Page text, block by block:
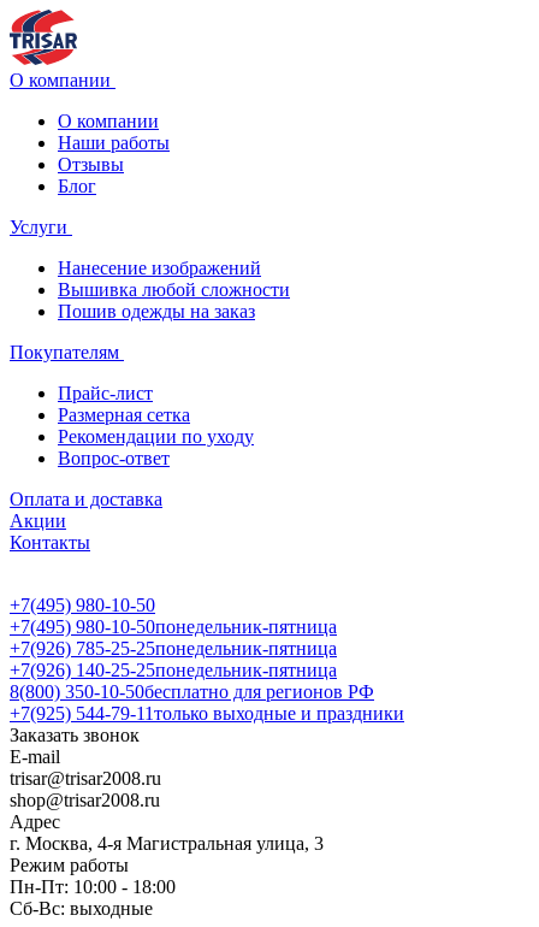
О компании
О компании
Наши работы
Отзывы
Блог
Услуги
Нанесение изображений
Вышивка любой сложности
Пошив одежды на заказ
Покупателям
Прайс-лист
Размерная сетка
Рекомендации по уходу
Вопрос-ответ
Оплата и доставка
Акции
Контакты
+7(495) 980-10-50
+7(495) 980-10-50понедельник-пятница
+7(926) 785-25-25понедельник-пятница
+7(926) 140-25-25понедельник-пятница
8(800) 350-10-50бесплатно для регионов РФ
+7(925) 544-79-11только выходные и праздники
Заказать звонок
E-mail
trisar@trisar2008.ru
shop@trisar2008.ru
Адрес
г. Москва, 4-я Магистральная улица, 3
Режим работы
Пн-Пт: 10:00 - 18:00
Сб-Вс: выходные